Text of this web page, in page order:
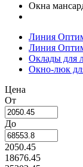
Окна
Линия
Линия
Оклады для
Окно-люк
Цена
От
До
2050.45
18676.45